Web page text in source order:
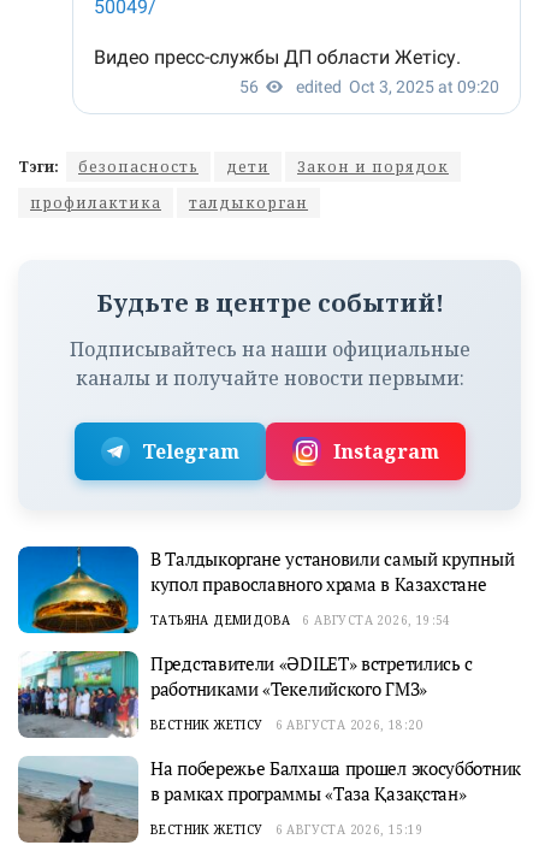
Тэги: безопасность дети
Закон и порядок
профилактика
талдыкорган
Будьте в центре событий!
Подписывайтесь на наши официальные
каналы и получайте новости первыми:
Telegram Instagram
В Талдыкоргане установили самый крупный
купол православного храма в Казахстане
ТАТЬЯНА ДЕМИДОВА 6 АВГУСТА 2026, 19:54
Представители «ӘDILET» встретились с
работниками «Текелийского ГМЗ»
ВЕСТНИК ЖЕТІСУ 6 АВГУСТА 2026, 18:20
На побережье Балхаша прошел экосубботник
в рамках программы «Таза Қазақстан»
ВЕСТНИК ЖЕТІСУ 6 АВГУСТА 2026, 15:19